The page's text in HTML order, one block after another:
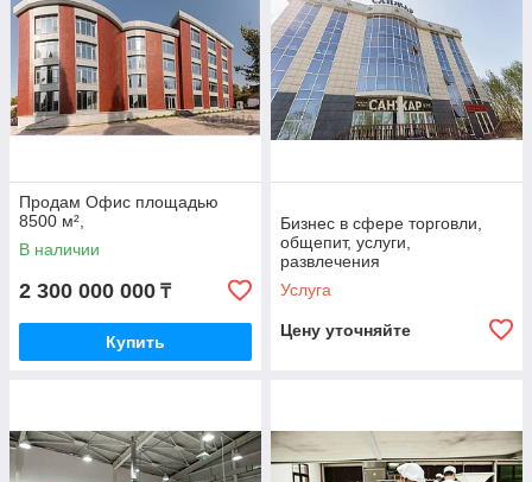
Продам Офис площадью
8500 м²,
В наличии
2 300 000 000 ₸
Купить
Бизнес в сфере торговли,
общепит, услуги,
развлечения
Услуга
Цену уточняйте